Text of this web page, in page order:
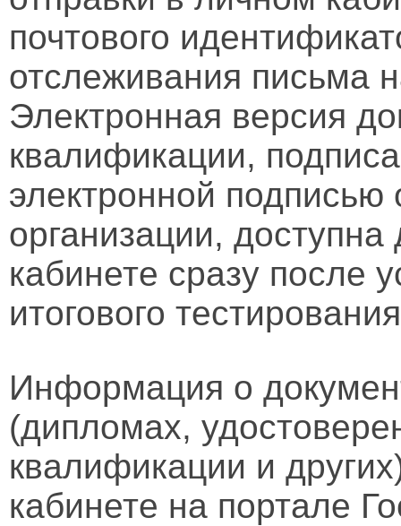
почтового
отслеживания письма
Электронная версия
квалификации,
электронной подписью
организации,
кабинете сразу после
итогового
Информация о
(дипломах,
квалификации и
кабинете на портале